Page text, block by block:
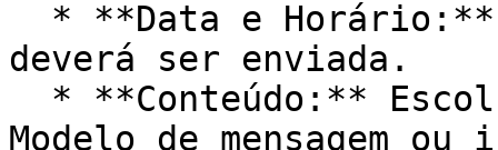
deverá ser enviada.
Modelo de mensagem